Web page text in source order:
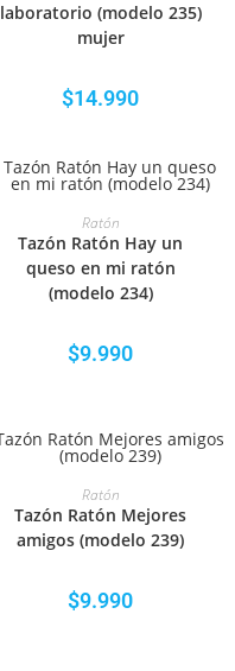
laboratorio (modelo 235)
mujer
$14.990
SELECCIONAR OPCIONES
Ratón
Tazón Ratón Hay un
queso en mi ratón
(modelo 234)
$9.990
SELECCIONAR OPCIONES
Ratón
Tazón Ratón Mejores
amigos (modelo 239)
$9.990